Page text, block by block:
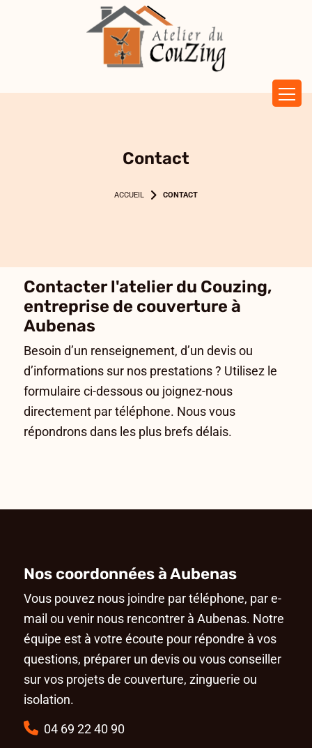
Contact
CONTACT
Contacter l'atelier du Couzing,
entreprise de couverture à
Aubenas
Besoin d’un renseignement, d’un devis ou
d’informations sur nos prestations ? Utilisez le
formulaire ci-dessous ou joignez-nous
directement par téléphone. Nous vous
répondrons dans les plus brefs délais.
Nos coordonnées à Aubenas
Vous pouvez nous joindre par téléphone, par e-
mail ou venir nous rencontrer à Aubenas. Notre
équipe est à votre écoute pour répondre à vos
questions, préparer un devis ou vous conseiller
sur vos projets de couverture, zinguerie ou
isolation.
04 69 22 40 90
Panneau de gestion des cookies